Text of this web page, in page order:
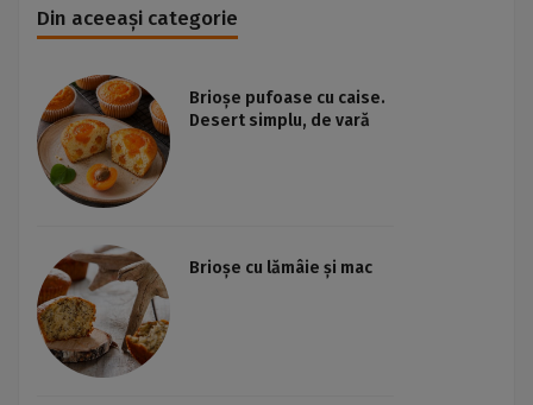
Din aceeași categorie
Brioșe pufoase cu caise.
Desert simplu, de vară
Brioșe cu lămâie și mac